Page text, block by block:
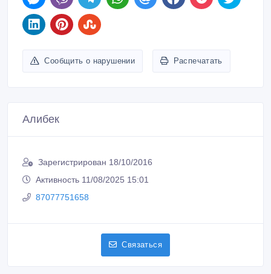
Сообщить о нарушении Распечатать
Алибек
Зарегистрирован 18/10/2016
Активность 11/08/2025 15:01
87077751658
Связаться